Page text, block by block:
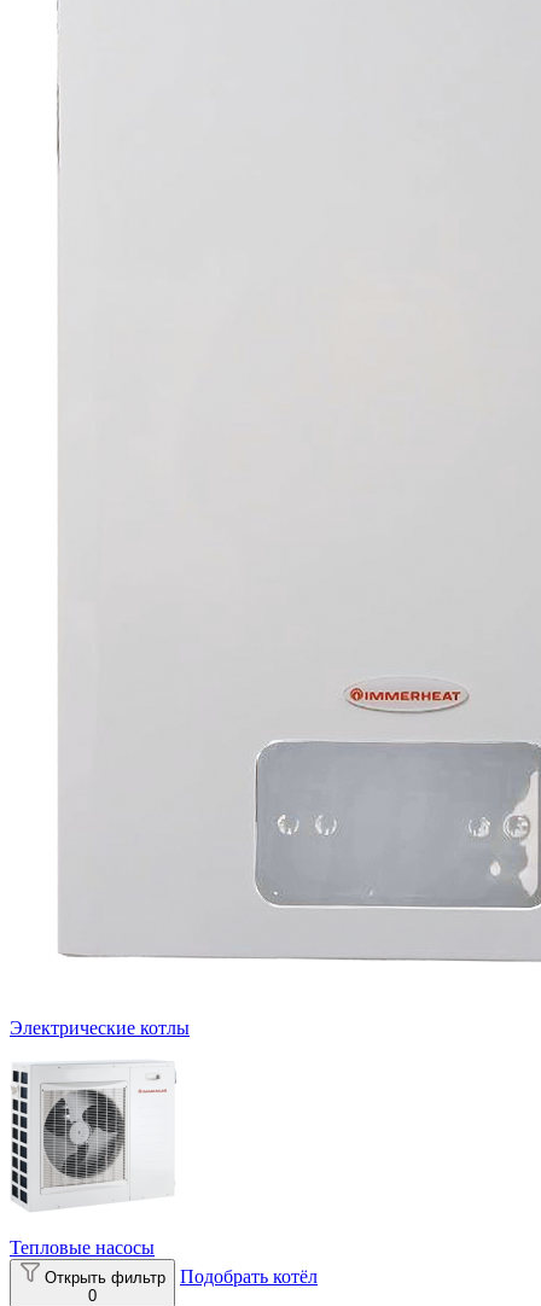
Электрические котлы
Тепловые насосы
Открыть фильтр
0
Подобрать котёл